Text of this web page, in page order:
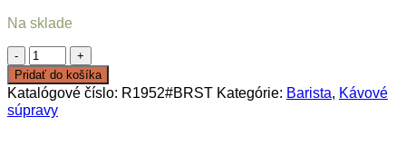
Na sklade
množstvo
Šálky
piccolo
Barista
Pridať do košíka
Katalógové číslo: R1952#BRST Kategórie: Barista, Kávové
súpravy